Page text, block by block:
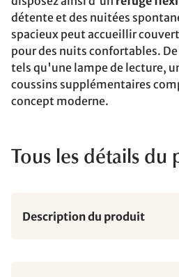
détente et des nuitées
spacieux peut accueillir
pour des nuits confortables.
tels qu'une lampe de lecture,
coussins supplémentaires
concept moderne.
Tous les détails du
Description du produit